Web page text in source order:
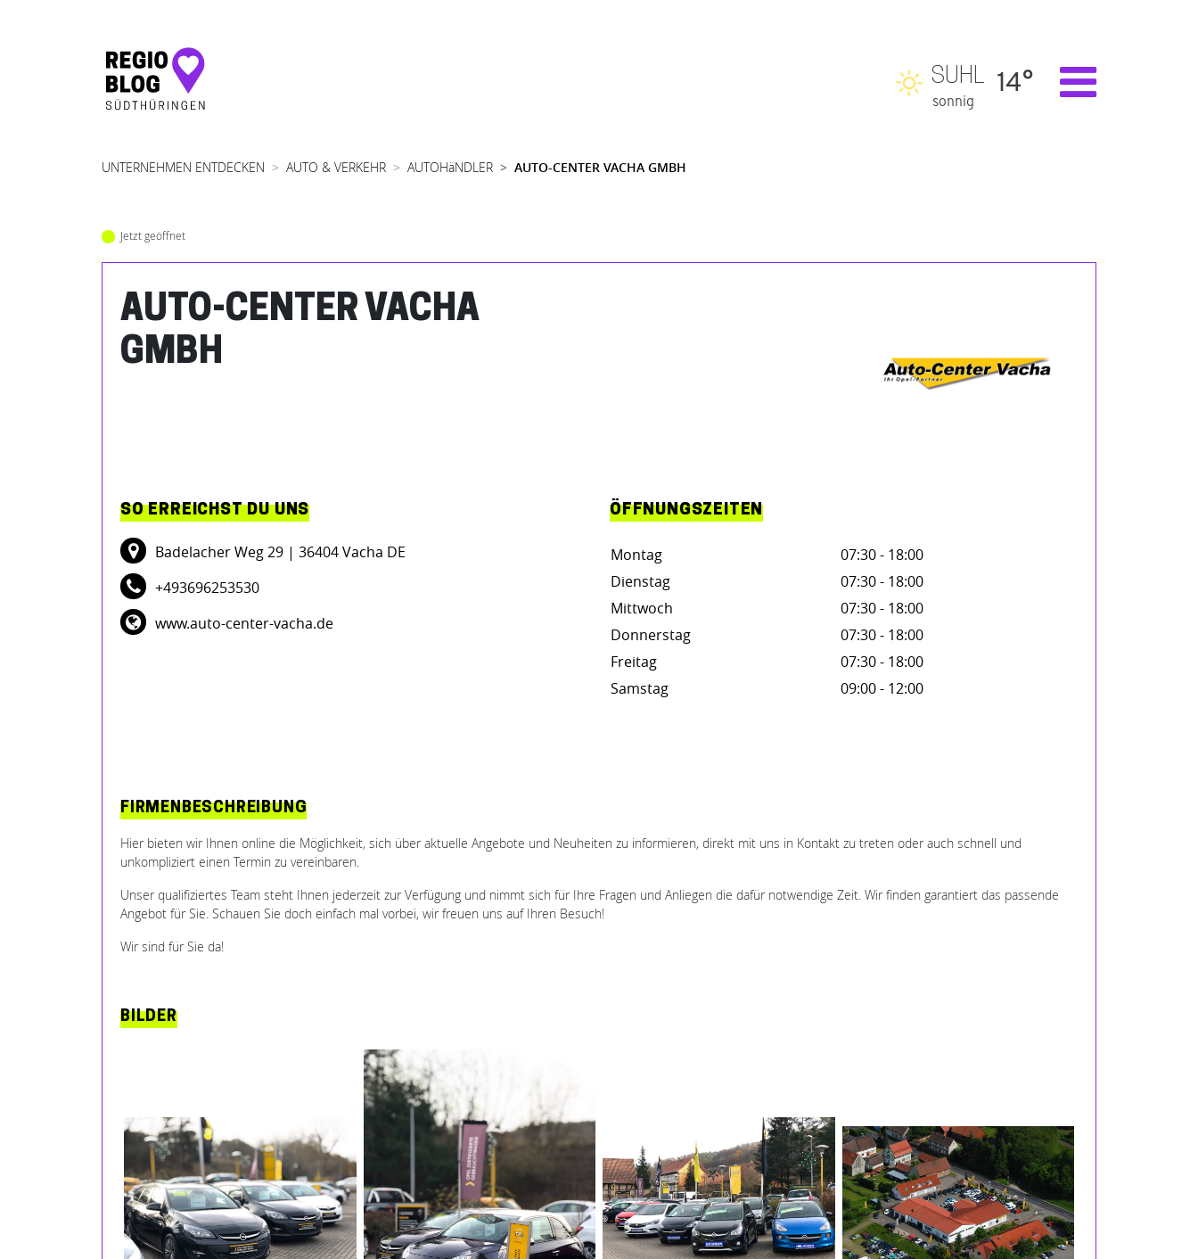
Hauptnavigation
SUHL
sonnig
14°
UNTERNEHMEN ENTDECKEN AUTO & VERKEHR AUTOHäNDLER AUTO-CENTER VACHA GMBH
Jetzt geöffnet
AUTO-CENTER VACHA
GMBH
SO ERREICHST DU UNS
Badelacher Weg 29 | 36404 Vacha DE
+493696253530
www.auto-center-vacha.de
ÖFFNUNGSZEITEN
Montag
07:30 - 18:00
Dienstag
07:30 - 18:00
Mittwoch
07:30 - 18:00
Donnerstag
07:30 - 18:00
Freitag
07:30 - 18:00
Samstag
09:00 - 12:00
FIRMENBESCHREIBUNG
Hier bieten wir Ihnen online die Möglichkeit, sich über aktuelle Angebote und Neuheiten zu informieren, direkt mit uns in Kontakt zu treten oder auch schnell und
unkompliziert einen Termin zu vereinbaren.
Unser qualifiziertes Team steht Ihnen jederzeit zur Verfügung und nimmt sich für Ihre Fragen und Anliegen die dafür notwendige Zeit. Wir finden garantiert das passende
Angebot für Sie. Schauen Sie doch einfach mal vorbei, wir freuen uns auf Ihren Besuch!
Wir sind für Sie da!
BILDER